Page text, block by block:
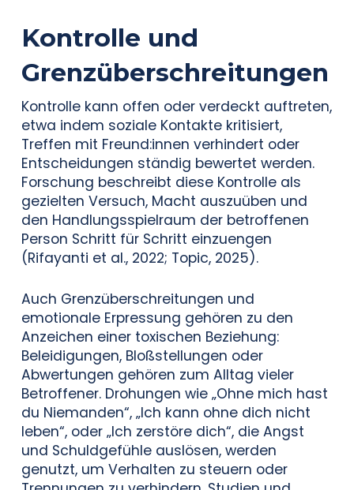
Kontrolle und
Grenzüberschreitungen
Kontrolle kann offen oder verdeckt auftreten,
etwa indem soziale Kontakte kritisiert,
Treffen mit Freund:innen verhindert oder
Entscheidungen ständig bewertet werden.
Forschung beschreibt diese Kontrolle als
gezielten Versuch, Macht auszuüben und
den Handlungsspielraum der betroffenen
Person Schritt für Schritt einzuengen
(Rifayanti et al., 2022; Topic, 2025).
Auch Grenzüberschreitungen und
emotionale Erpressung gehören zu den
Anzeichen einer toxischen Beziehung:
Beleidigungen, Bloßstellungen oder
Abwertungen gehören zum Alltag vieler
Betroffener. Drohungen wie „Ohne mich hast
du Niemanden“, „Ich kann ohne dich nicht
leben“, oder „Ich zerstöre dich“, die Angst
und Schuldgefühle auslösen, werden
genutzt, um Verhalten zu steuern oder